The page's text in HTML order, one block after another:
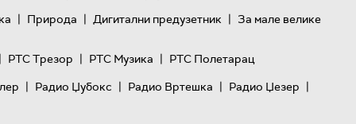
| Природа | Дигитални предузетник | За мале велике
| РТС Трезор | РТС Музика | РТС Полетарац
| Радио Џубокс | Радио Вртешка | Радио Џезер |